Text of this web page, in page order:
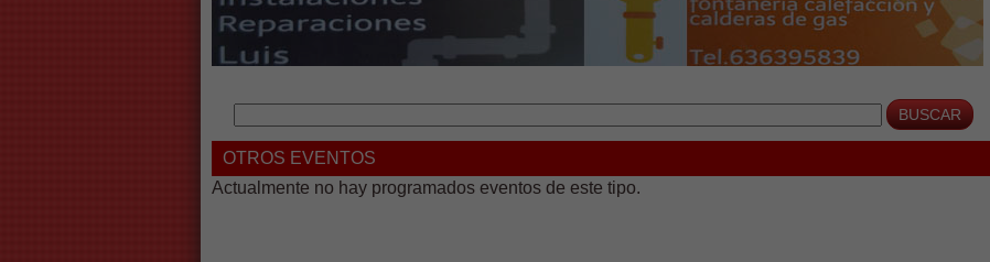
OTROS EVENTOS
Actualmente no hay programados eventos de este tipo.